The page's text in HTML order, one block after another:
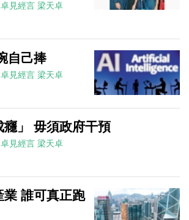
卓見經言 梁天卓
自己捧
卓見經言 梁天卓
癮」 毋須政府干預
卓見經言 梁天卓
業 誰可真正跑